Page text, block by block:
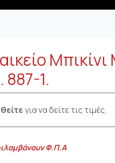
Μπικίνι
1.
για να δείτε τις τιμές.
Φ.Π.Α